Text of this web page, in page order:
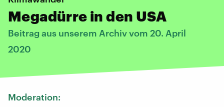
Megadürre in den USA
Beitrag aus unserem Archiv vom 20. April
2020
Moderation: